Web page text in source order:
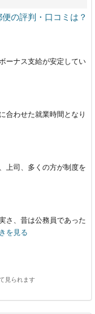
便の評判・口コミは？
ーナス支給が安定してい
合わせた就業時間となり
上司、多くの方が制度を
さ、昔は公務員であった
を見る
見られます